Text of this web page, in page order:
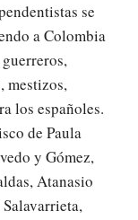
se
a Colombia
mestizos,
los españoles.
de Paula
y Gómez,
Atanasio